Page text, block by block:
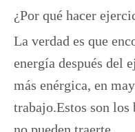
¿Por qué hacer
La verdad es que
energía después del
más enérgica, en
trabajo.Estos son los